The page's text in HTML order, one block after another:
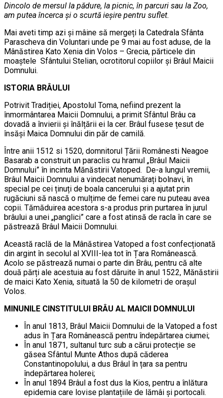
Dincolo de mersul la pădure, la picnic, în parcuri sau la Zoo,
am putea încerca și o scurtă ieșire pentru suflet.
Mai aveti timp azi și mâine să mergeți la Catedrala Sfânta
Parascheva din Voluntari unde pe 9 mai au fost aduse, de la
Mânăstirea Kato Xenia din Volos – Grecia, părticele din
moaștele Sfântului Stelian, ocrotitorul copiilor și Brâul Maicii
Domnului.
ISTORIA BRÂULUI
Potrivit Tradiției, Apostolul Toma, nefiind prezent la
înmormântarea Maicii Domnului, a primit Sfântul Brâu ca
dovadă a învierii și înălțării ei la cer. Brâul fusese țesut de
însăși Maica Domnului din păr de camilă.
Între anii 1512 si 1520, domnitorul Țării Românesti Neagoe
Basarab a construit un paraclis cu hramul „Brâul Maicii
Domnului” în incinta Mănăstirii Vatoped. De-a lungul vremii,
Brâul Maicii Domnului a vindecat nenumărați bolnavi, în
special pe cei ținuți de boala cancerului și a ajutat prin
rugăciuni să nască o mulțime de femei care nu puteau avea
copii. Tămăduirea acestora s-a produs prin purtarea în jurul
brâului a unei „panglici” care a fost atinsă de racla în care se
păstrează Brâul Maicii Domnului.
Această raclă de la Mânăstirea Vatoped a fost confecționată
din argint în secolul al XVIII-lea tot în Țara Românească.
Acolo se păstrează numai o parte din Brâu, pentru că alte
două părți ale acestuia au fost dăruite în anul 1522, Mănăstirii
de maici Kato Xenia, situată la 50 de kilometri de orașul
Volos.
MINUNILE CINSTITULUI BRÂU AL MAICII DOMNULUI
În anul 1813, Brâul Maicii Domnului de la Vatoped a fost
adus în Țara Românească pentru îndepărtarea ciumei;
În anul 1871, sultanul turc sub a cărui protecție se
găsea Sfântul Munte Athos după căderea
Constantinopolului, a dus Brâul în țara sa pentru
îndepărtarea holerei;
În anul 1894 Brâul a fost dus la Kios, pentru a înlătura
epidemia care lovise plantațiile de lămâi și portocali.